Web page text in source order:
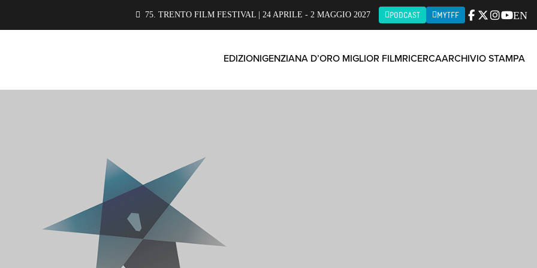
75. TRENTO FILM FESTIVAL | 24 APRILE - 2 MAGGIO 2027 PODCAST MYTFF EN
EDIZIONIGENZIANA D’ORO MIGLIOR FILMRICERCAARCHIVIO STAMPA